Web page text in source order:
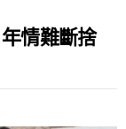
情難斷捨